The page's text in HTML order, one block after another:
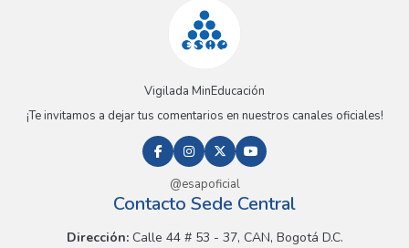
Vigilada MinEducación
¡Te invitamos a dejar tus comentarios en nuestros canales oficiales!
@esapoficial
Contacto Sede Central
Dirección:Calle 44 # 53 - 37, CAN, Bogotá D.C.